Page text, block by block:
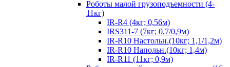
Роботы малой грузоподъемности (4-
11кг)
IR-R4 (4кг; 0,56м)
IRS311-7 (7кг; 0,7/0,9м)
IR-R10 Настольн.(10кг; 1,1/1,2м)
IR-R10 Напольн.(10кг; 1,4м)
IR-R11 (11кг; 0,9м)